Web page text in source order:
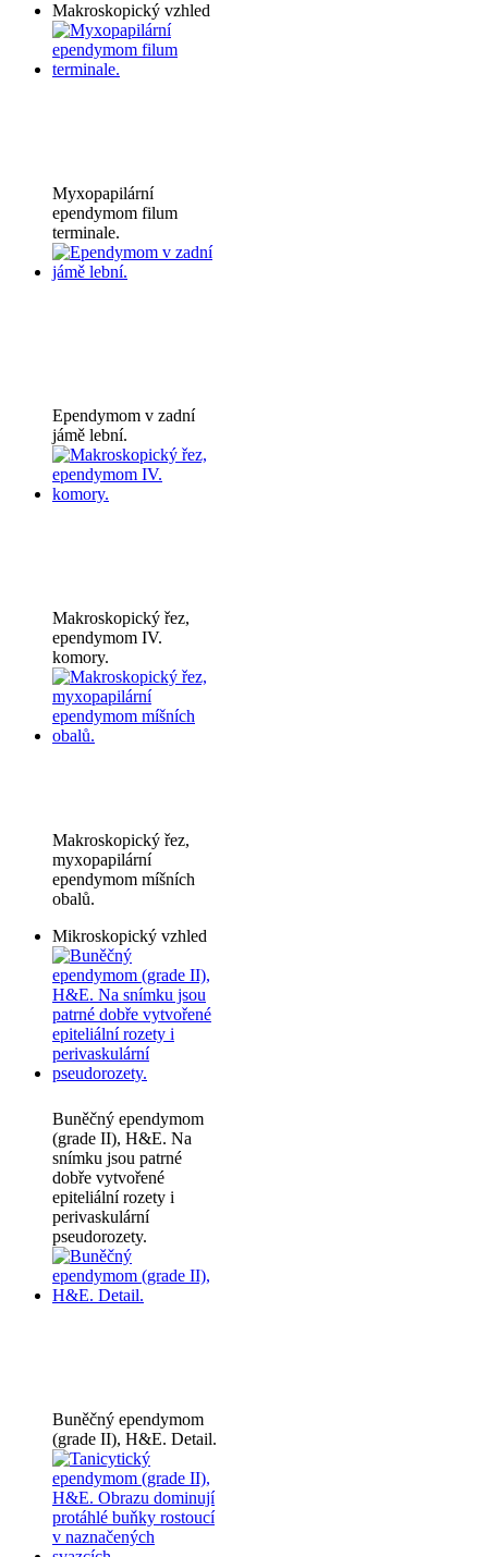
Makroskopický vzhled
Myxopapilární
ependymom filum
terminale.
Ependymom v zadní
jámě lební.
Makroskopický řez,
ependymom IV.
komory.
Makroskopický řez,
myxopapilární
ependymom míšních
obalů.
Mikroskopický vzhled
Buněčný ependymom
(grade II), H&E. Na
snímku jsou patrné
dobře vytvořené
epiteliální rozety i
perivaskulární
pseudorozety.
Buněčný ependymom
(grade II), H&E. Detail.